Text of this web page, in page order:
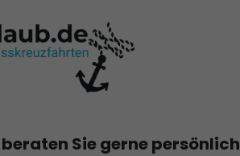
Sie gerne persönlich